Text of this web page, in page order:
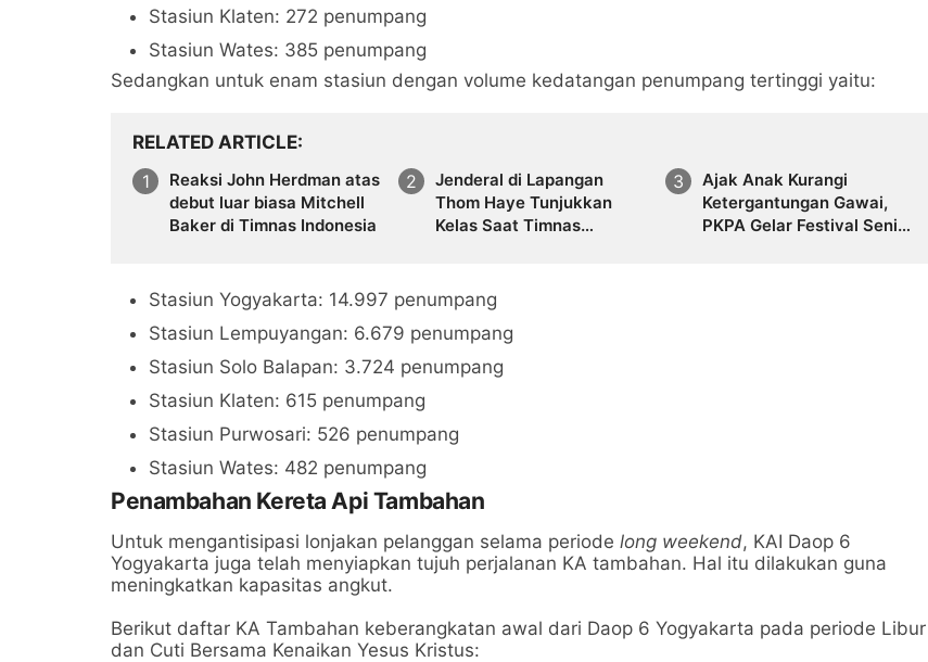
Stasiun Klaten: 272 penumpang
Stasiun Wates: 385 penumpang
Sedangkan untuk enam stasiun dengan volume kedatangan penumpang tertinggi yaitu:
RELATED ARTICLE
Reaksi John Herdman atas
debut luar biasa Mitchell
Baker di Timnas Indonesia
Jenderal di Lapangan
Thom Haye Tunjukkan
Kelas Saat Timnas
Ajak Anak Kurangi
Ketergantungan Gawai,
PKPA Gelar Festival Seni
Stasiun Yogyakarta: 14.997 penumpang
Stasiun Lempuyangan: 6.679 penumpang
Stasiun Solo Balapan: 3.724 penumpang
Stasiun Klaten: 615 penumpang
Stasiun Purwosari: 526 penumpang
Stasiun Wates: 482 penumpang
Penambahan Kereta Api Tambahan
Untuk mengantisipasi lonjakan pelanggan selama periode long weekend, KAI Daop 6
Yogyakarta juga telah menyiapkan tujuh perjalanan KA tambahan. Hal itu dilakukan guna
meningkatkan kapasitas angkut.
Berikut daftar KA Tambahan keberangkatan awal dari Daop 6 Yogyakarta pada periode Libur
dan Cuti Bersama Kenaikan Yesus Kristus: